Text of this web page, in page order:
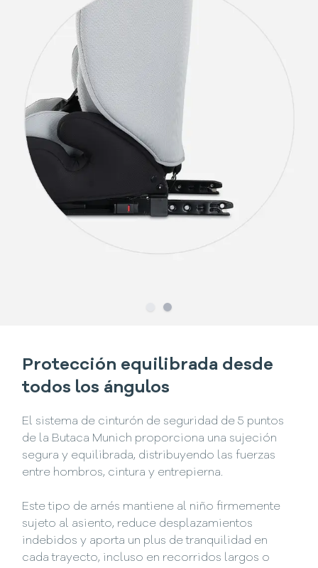
SlideSlide
Protección equilibrada desde
todos los ángulos
El sistema de cinturón de seguridad de 5 puntos
de la Butaca Munich proporciona una sujeción
segura y equilibrada, distribuyendo las fuerzas
entre hombros, cintura y entrepierna.
Este tipo de arnés mantiene al niño firmemente
sujeto al asiento, reduce desplazamientos
indebidos y aporta un plus de tranquilidad en
cada trayecto, incluso en recorridos largos o